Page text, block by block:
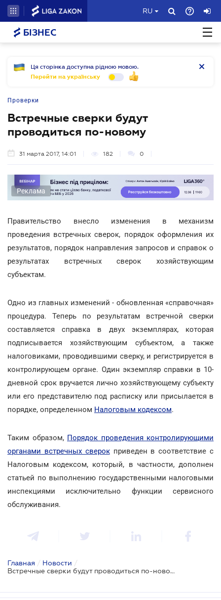
RU
БІЗНЕС
Ця сторінка доступна рідною мовою.
Перейти на українську
Проверки
Встречные сверки будут
проводиться по-новому
31 марта 2017, 14:01 182 0
Реклама
Правительство внесло изменения в механизм
проведения встречных сверок, порядок оформления их
результатов, порядок направления запросов и справок о
результатах встречных сверок хозяйствующим
субъектам.
Одно из главных изменений - обновленная «справочная»
процедура. Теперь по результатам встречной сверки
составляется справка в двух экземплярах, которая
подписывается хозяйствующим субъектом, а также
налоговиками, проводившими сверку, и регистрируется в
контролирующем органе. Один экземпляр справки в 10-
дневной срок вручается лично хозяйствующему субъекту
или его представителю под расписку или присылается в
порядке, определенном Налоговым кодексом.
Таким образом, Порядок проведения контролирующими
органами встречных сверокприведен в соответствие с
Налоговым кодексом, который, в частности, дополнен
статьей по выполнению государственными налоговыми
инспекциями исключительно функции сервисного
обслуживания.
Главная / Новости /
Встречные сверки будут проводиться по-новому